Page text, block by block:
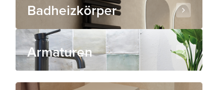
Badheizkörper
Armaturen